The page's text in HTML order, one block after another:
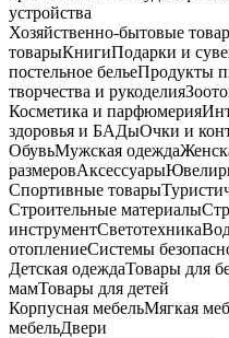
устройства
Хозяйственно-бытовые
товарыКнигиПодарки и
постельное бельеПродукты
творчества и рукоделия
Косметика и парфюмерия
здоровья и БАДыОчки и
ОбувьМужская одежда
размеровАксессуары
Спортивные товары
Строительные материалы
инструментСветотехника
отоплениеСистемы
Детская одеждаТовары для
мамТовары для детей
Корпусная мебельМягкая
мебельДвери